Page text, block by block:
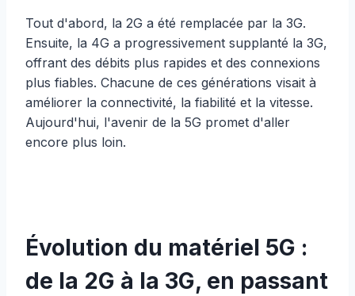
Tout d'abord, la 2G a été remplacée par la 3G.
Ensuite, la 4G a progressivement supplanté la 3G,
offrant des débits plus rapides et des connexions
plus fiables. Chacune de ces générations visait à
améliorer la connectivité, la fiabilité et la vitesse.
Aujourd'hui, l'avenir de la 5G promet d'aller
encore plus loin.
Évolution du matériel 5G :
de la 2G à la 3G, en passant